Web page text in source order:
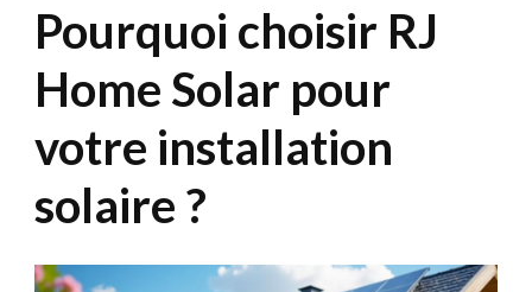
Pourquoi choisir RJ
Home Solar pour
votre installation
solaire ?